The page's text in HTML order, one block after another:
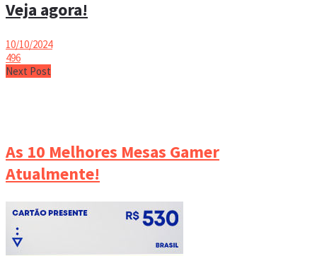
Veja agora!
10/10/2024
496
Next Post
As 10 Melhores Mesas Gamer
Atualmente!